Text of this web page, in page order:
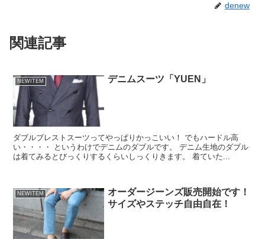
denew
関連記事
NEWITEM デニムスーツ「YUEN」
ダブルブレストスーツってやっぱりかっこいい！ でもハードル高
い・・・・ というわけでデニムのダブルです。 デニム生地のダブル
は着てみるとびっくりするくらいしっくりきます。 着ていた...
NEWITEM
オーダージーンズ販売開始です！
サイズやステッチ自由自在！